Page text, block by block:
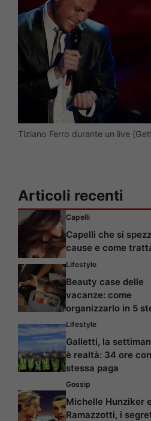
Tiziano Ferro durante un live
Articoli recenti
Capelli
Capelli che si
cause e come
Lifestyle
Beauty case delle
vacanze: come
organizzarlo in 5
Lifestyle
Galletti, la
è realtà: 34 ore
stessa paga
Gossip
Michelle Hunziker
Ramazzotti, i